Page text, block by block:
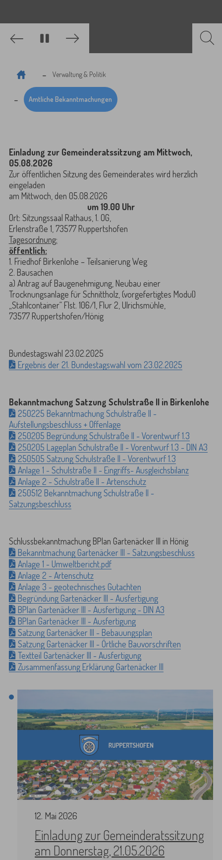
Zurück Weiter
Verwaltung & Politik
Amtliche Bekanntmachungen
Einladung zur Gemeinderatssitzung am Mittwoch,
05.08.2026
Zur öffentlichen Sitzung des Gemeinderates wird herzlich
eingeladen
am Mittwoch, den 05.08.2026
um 19.00 Uhr
Ort: Sitzungssaal Rathaus, 1. OG,
Erlenstraße 1, 73577 Ruppertshofen
Tagesordnung:
öffentlich:
1. Friedhof Birkenlohe – Teilsanierung Weg
2. Bausachen
a) Antrag auf Baugenehmigung, Neubau einer
Trocknungsanlage für Schnittholz, (vorgefertigtes Modul)
„Stahlcontainer“ Flst. 106/1, Flur 2, Ulrichsmühle,
73577 Ruppertshofen/Hönig
Bundestagswahl 23.02.2025
Ergebnis der 21. Bundestagswahl vom 23.02.2025
Bekanntmachung Satzung Schulstraße II in Birkenlohe
250225 Bekanntmachung Schulstraße II -
Aufstellungsbeschluss + Offenlage
250205 Begründung Schulstraße II - Vorentwurf 1.3
250205 Lageplan Schulstraße II - Vorentwurf 1.3 - DIN A3
250505 Satzung Schulstraße II - Vorentwurf 1.3
Anlage 1 - Schulstraße II - Eingriffs- Ausgleichsbilanz
Anlage 2 - Schulstraße II - Artenschutz
250512 Bekanntmachung Schulstraße II -
Satzungsbeschluss
Schlussbekanntmachung BPlan Gartenäcker III in Hönig
Bekanntmachung Gartenäcker III - Satzungsbeschluss
Anlage 1 - Umweltbericht.pdf
Anlage 2 - Artenschutz
Anlage 3 - geotechnisches Gutachten
Begründung Gartenäcker III - Ausfertigung
BPlan Gartenäcker III - Ausfertigung - DIN A3
BPlan Gartenäcker III - Ausfertigung
Satzung Gartenäcker III - Bebauungsplan
Satzung Gartenäcker III - Örtliche Bauvorschriften
Textteil Gartenäcker III - Ausfertigung
Zusammenfassung Erklärung Gartenäcker III
12. Mai 2026
Einladung zur Gemeinderatssitzung
am Donnerstag, 21.05.2026